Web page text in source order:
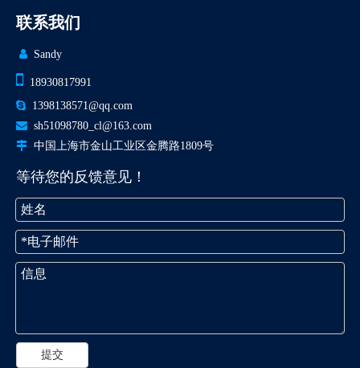
联系我们
 Sandy
 18930817991
 1398138571@qq.com
 sh51098780_cl@163.com
 中国上海市金山工业区金腾路1809号
等待您的反馈意见！
提交